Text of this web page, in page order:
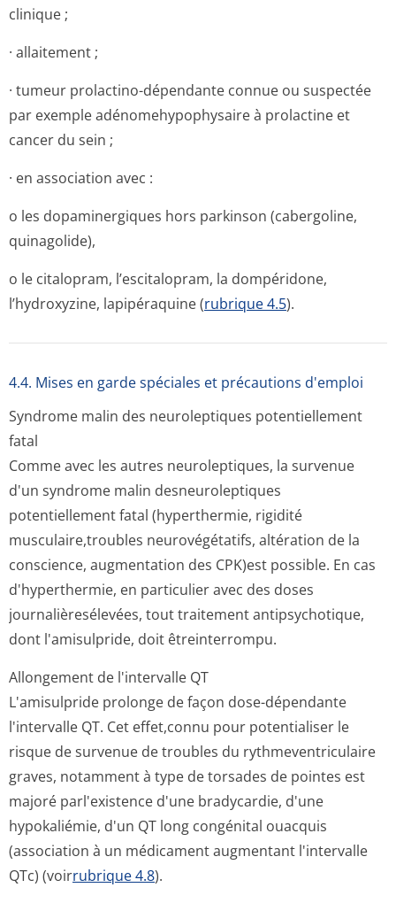
clinique ;
· allaitement ;
· tumeur prolactino-dépendante connue ou suspectée
par exemple adénomehypophysaire à prolactine et
cancer du sein ;
· en association avec :
o les dopaminergiques hors parkinson (cabergoline,
quinagolide),
o le citalopram, l’escitalopram, la dompéridone,
l’hydroxyzine, lapipéraquine (rubrique 4.5).
4.4. Mises en garde spéciales et précautions d'emploi
Syndrome malin des neuroleptiques potentiellement
fatal
Comme avec les autres neuroleptiques, la survenue
d'un syndrome malin desneuroleptiques
potentiellement fatal (hyperthermie, rigidité
musculaire,troubles neurovégétatifs, altération de la
conscience, augmentation des CPK)est possible. En cas
d'hyperthermie, en particulier avec des doses
journalièresé­levées, tout traitement antipsychotique,
dont l'amisulpride, doit êtreinterrompu.
Allongement de l'intervalle QT
L'amisulpride prolonge de façon dose-dépendante
l'intervalle QT. Cet effet,connu pour potentialiser le
risque de survenue de troubles du rythmeventriculaire
graves, notamment à type de torsades de pointes est
majoré parl'existence d'une bradycardie, d'une
hypokaliémie, d'un QT long congénital ouacquis
(association à un médicament augmentant l'intervalle
QTc) (voirrubrique 4.8).